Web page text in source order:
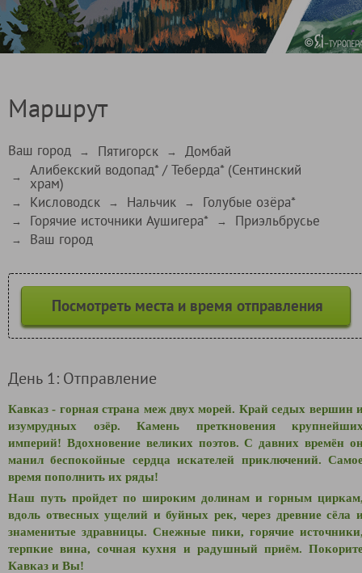
Маршрут
Ваш город → Пятигорск → Домбай
→ Алибекский водопад* / Теберда* (Сентинский
храм)
→ Кисловодск → Нальчик → Голубые озёра*
→ Горячие источники Аушигера* → Приэльбрусье
→ Ваш город
Посмотреть места и время отправления
День 1: Отправление
Кавказ - горная страна меж двух морей. Край седых вершин
изумрудных озёр. Камень преткновения
империй! Вдохновение великих поэтов. С давних времён
манил беспокойные сердца искателей приключений.
время пополнить их ряды!
Наш путь пройдет по широким долинам и горным
вдоль отвесных ущелий и буйных рек, через древние сёла
знаменитые здравницы. Снежные пики, горячие
терпкие вина, сочная кухня и радушный приём.
Кавказ и Вы!